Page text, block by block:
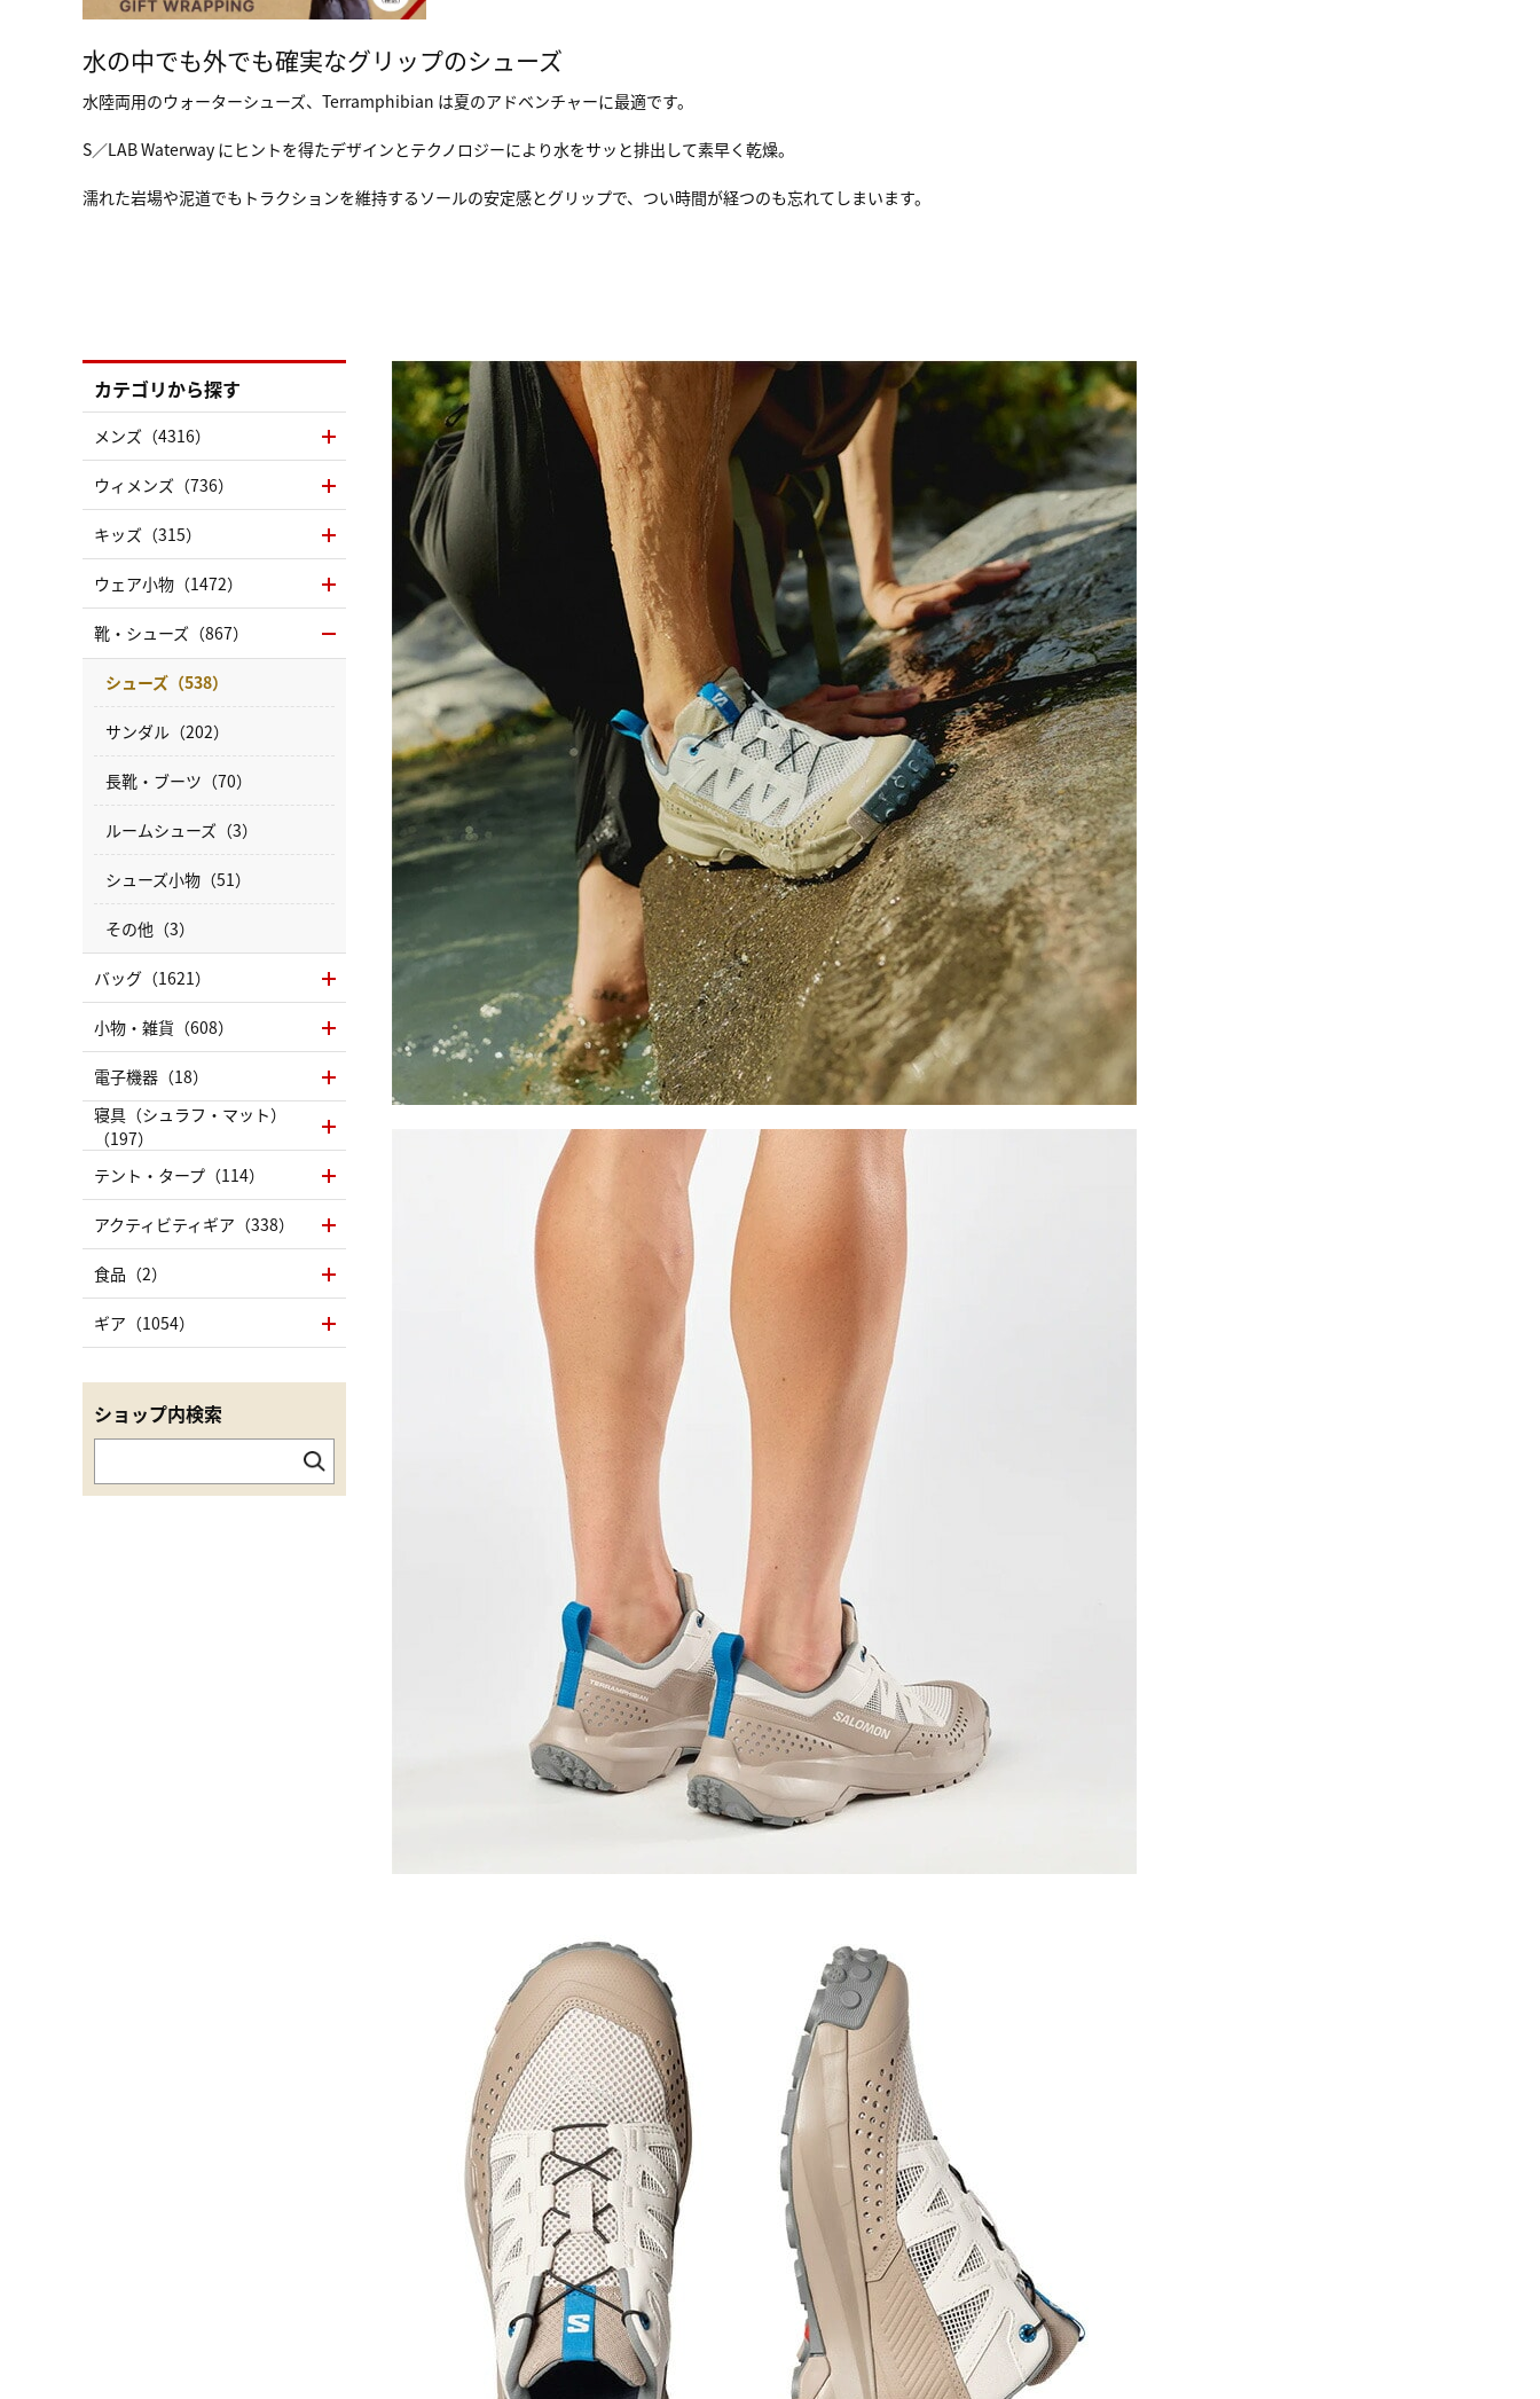
水の中でも外でも確実なグリップのシューズ
水陸両用のウォーターシューズ、Terramphibian は夏のアドベンチャーに最適です。
S／LAB Waterway にヒントを得たデザインとテクノロジーにより水をサッと排出して素早く乾燥。
濡れた岩場や泥道でもトラクションを維持するソールの安定感とグリップで、つい時間が経つのも忘れてしまいます。
カテゴリから探す
メンズ（4316）
ウィメンズ（736）
キッズ（315）
ウェア小物（1472）
靴・シューズ（867）
シューズ（538）
サンダル（202）
長靴・ブーツ（70）
ルームシューズ（3）
シューズ小物（51）
その他（3）
バッグ（1621）
小物・雑貨（608）
電子機器（18）
寝具（シュラフ・マット）
（197）
テント・タープ（114）
アクティビティギア（338）
食品（2）
ギア（1054）
ショップ内検索